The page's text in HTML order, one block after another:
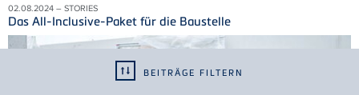
BEITRÄGE FILTERN
02.08.2024 – STORIES
Das All-Inclusive-Paket für die Baustelle